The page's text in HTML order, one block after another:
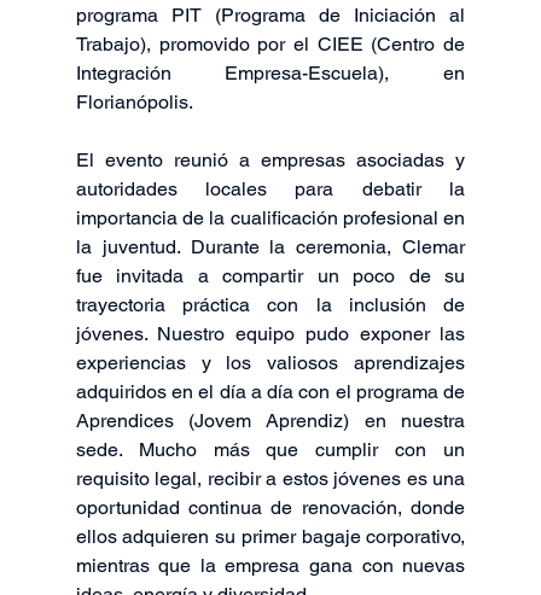
programa PIT (Programa de Iniciación al
Trabajo), promovido por el CIEE (Centro de
Integración Empresa-Escuela), en
Florianópolis.
El evento reunió a empresas asociadas y
autoridades locales para debatir la
importancia de la cualificación profesional en
la juventud. Durante la ceremonia, Clemar
fue invitada a compartir un poco de su
trayectoria práctica con la inclusión de
jóvenes. Nuestro equipo pudo exponer las
experiencias y los valiosos aprendizajes
adquiridos en el día a día con el programa de
Aprendices (Jovem Aprendiz) en nuestra
sede. Mucho más que cumplir con un
requisito legal, recibir a estos jóvenes es una
oportunidad continua de renovación, donde
ellos adquieren su primer bagaje corporativo,
mientras que la empresa gana con nuevas